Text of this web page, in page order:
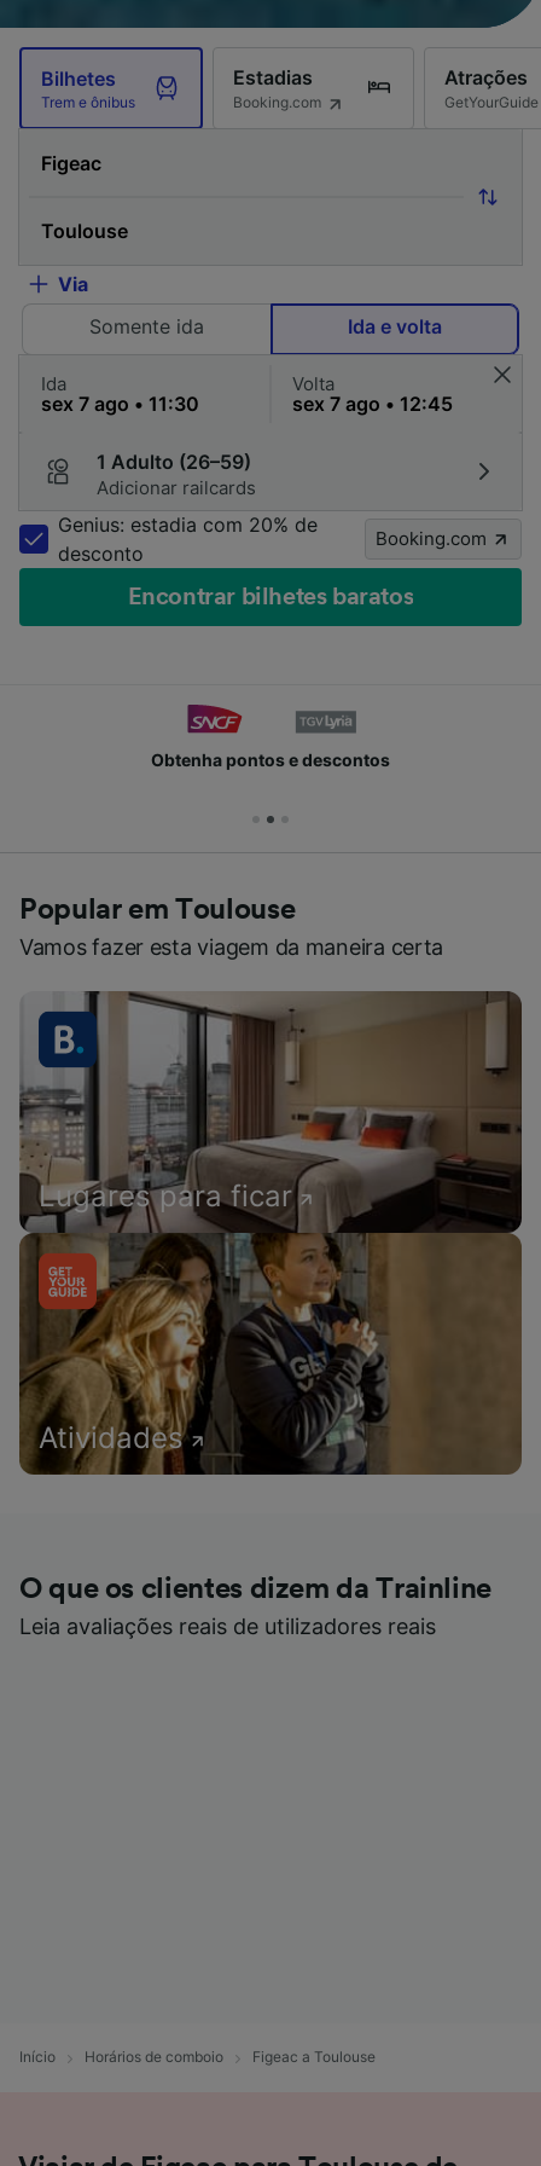
Bilhetes
Trem e ônibus
Estadias
Booking.com
Atrações
GetYourGuide
Via
Somente ida
Ida e volta
Ida Volta
1 Adulto (26–59)
Adicionar railcards
Genius: estadia com 20% de
desconto
Booking.com
Encontrar bilhetes baratos
Obtenha pontos e descontos
Popular em Toulouse
Vamos fazer esta viagem da maneira certa
Lugares para ficar
Atividades
O que os clientes dizem da Trainline
Leia avaliações reais de utilizadores reais
Início Horários de comboio Figeac a Toulouse